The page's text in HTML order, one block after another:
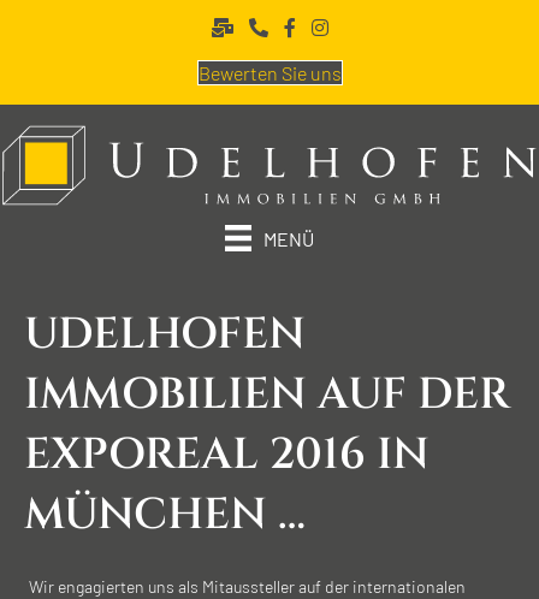
Bewerten Sie uns
MENÜ
UDELHOFEN
IMMOBILIEN AUF DER
EXPOREAL 2016 IN
MÜNCHEN …
Wir engagierten uns als Mitaussteller auf der internationalen